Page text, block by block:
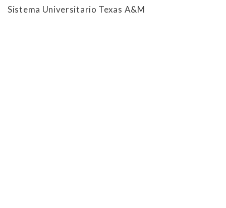
Sistema Universitario Texas A&M